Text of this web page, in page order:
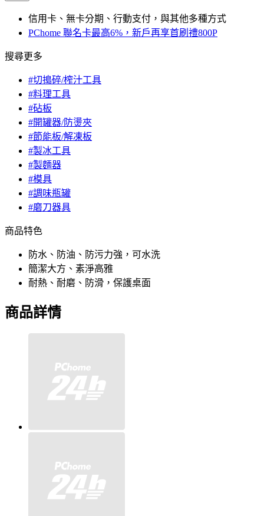
信用卡、無卡分期、行動支付，與其他多種方式
PChome 聯名卡最高6%，新戶再享首刷禮800P
搜尋更多
#切搗碎/榨汁工具
#料理工具
#砧板
#開罐器/防燙夾
#節能板/解凍板
#製冰工具
#製麵器
#模具
#調味瓶罐
#磨刀器具
商品特色
防水、防油、防污力強，可水洗
簡潔大方、素淨高雅
耐熱、耐磨、防滑，保護桌面
商品詳情